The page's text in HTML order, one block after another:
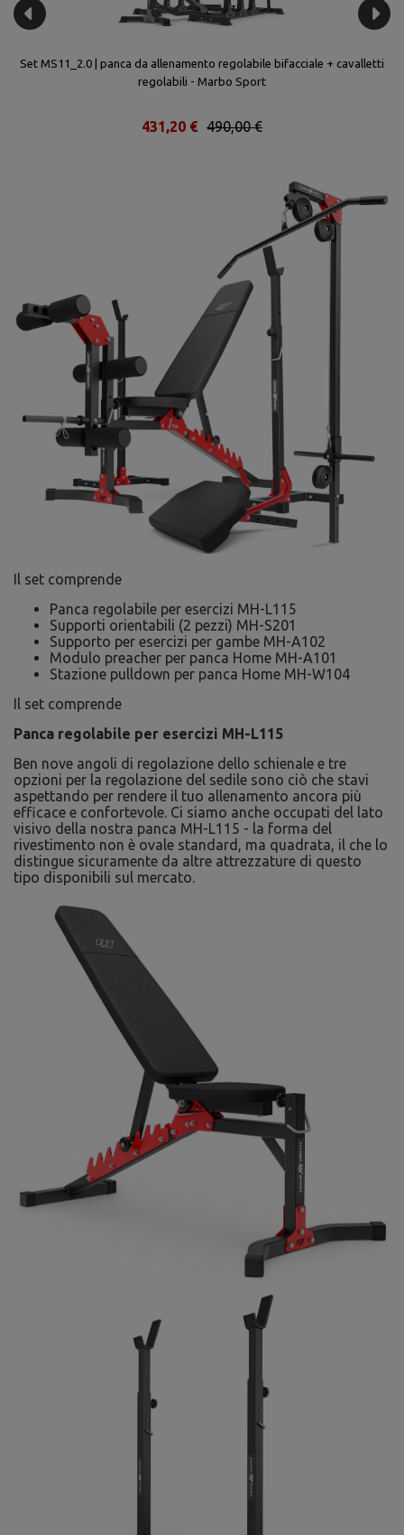
Set MS11_2.0 | panca da allenamento regolabile bifacciale + cavalletti
regolabili - Marbo Sport
490,00 €
431,20 €
Il set comprende
Panca regolabile per esercizi MH-L115
Supporti orientabili (2 pezzi) MH-S201
Supporto per esercizi per gambe MH-A102
Modulo preacher per panca Home MH-A101
Stazione pulldown per panca Home MH-W104
Il set comprende
Panca regolabile per esercizi MH-L115
Ben nove angoli di regolazione dello schienale e tre
opzioni per la regolazione del sedile sono ciò che stavi
aspettando per rendere il tuo allenamento ancora più
efficace e confortevole. Ci siamo anche occupati del lato
visivo della nostra panca MH-L115 - la forma del
rivestimento non è ovale standard, ma quadrata, il che lo
distingue sicuramente da altre attrezzature di questo
tipo disponibili sul mercato.